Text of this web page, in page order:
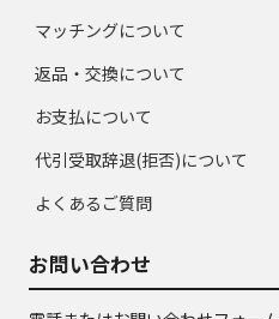
マッチングについて
返品・交換について
お支払について
代引受取辞退(拒否)について
よくあるご質問
お問い合わせ